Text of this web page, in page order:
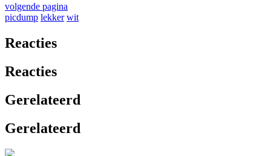
volgende pagina
picdump lekker wit
Reacties
Reacties
Gerelateerd
Gerelateerd